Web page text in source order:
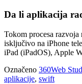
Da li aplikacija
Tokom procesa
isključivo na iPhone
iPad (iPadOS), Apple
Označeno 360Web
aplikacije, swift